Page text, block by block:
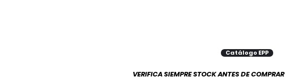
Catálogo EPP
VERIFICA SIEMPRE STOCK ANTES DE